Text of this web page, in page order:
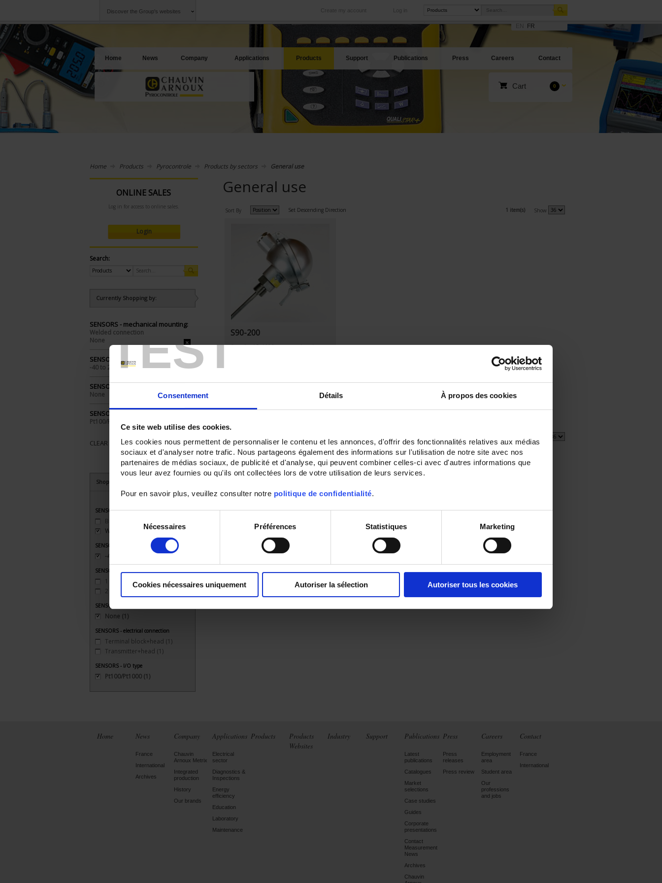
TEST
Consentement Détails À propos des cookies
Ce site web utilise des cookies.
Les cookies nous permettent de personnaliser le contenu et les annonces, d'offrir des fonctionnalités relatives aux médias
sociaux et d'analyser notre trafic. Nous partageons également des informations sur l'utilisation de notre site avec nos
partenaires de médias sociaux, de publicité et d'analyse, qui peuvent combiner celles-ci avec d'autres informations que
vous leur avez fournies ou qu'ils ont collectées lors de votre utilisation de leurs services.
Pour en savoir plus, veuillez consulter notre politique de confidentialité.
consentement
Nécessaires Préférences Statistiques Marketing
Cookies nécessaires uniquement Autoriser la sélection Autoriser tous les cookies
Discover the Group's websites Log in
Create my account
International
Our subsidiaries abroad
Our best offers
FR
Home News Company Applications Products Support Publications Press Careers Contact
Cart 0
Home Products Pyrocontrole Products by sectors General use
ONLINE SALES
Log in for access to online sales.
Login
Search:
Currently Shopping by:
SENSORS - mechanical mounting:
Welded connection
None
SENSORS - measurement range:
-40 to 200°C
SENSORS - protector:
None
SENSORS - I/O type:
Pt100/Pt1000
CLEAR ALL
Shop By
SENSORS - mechanical mounting
Bracket
Welded connection(1)
SENSORS - measurement range
-40 to 200°C
SENSORS - no. of measuring points
1 (simple)(1)
2 (duplex)
SENSORS - protector
None (1)
SENSORS - electrical connection
Terminal block+head (1)
Transmitter+head (1)
SENSORS - I/O type
Pt100/Pt1000 (1)
General use
Sort By Set Descending Direction 1 item(s) Show
S90-200
Standard Pt100Ω sensor, class A
with G1/2 threaded fitting
Home News
France
International
Archives
Company
Chauvin
Arnoux Metrix
Integrated
production
History
Our brands
Applications
Electrical
sector
Diagnostics &
Inspections
Energy
efficiency
Education
Laboratory
Maintenance
Products
Products
Websites
Industry Support Publications
Latest
publications
Catalogues
Market
selections
Case studies
Guides
Corporate
presentations
Contact
Measurement
News
Archives
Chauvin
Press
Press
releases
Press review
Careers
Employment
area
Student area
Our
professions
and jobs
Contact
France
International